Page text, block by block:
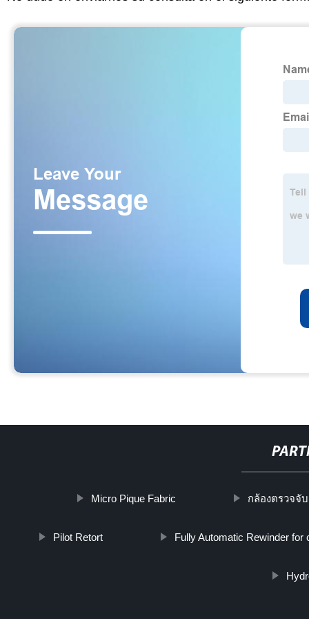
Micro Pique Fabric กล้องตรวจจั
Pilot Retort Fully Automatic Rewinder for